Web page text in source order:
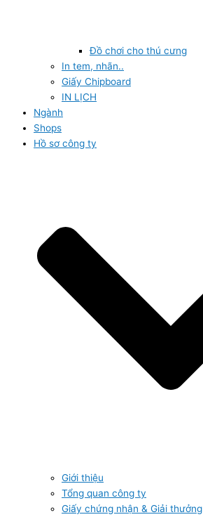
Đồ chơi cho thú cưng
In tem, nhãn..
Giấy Chipboard
IN LỊCH
Ngành
Shops
Hồ sơ công ty
Giới thiệu
Tổng quan công ty
Giấy chứng nhận & Giải thưởng